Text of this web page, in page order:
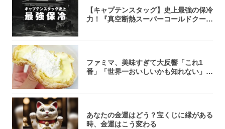
【キャプテンスタッグ】史上最強の保冷
力！『真空断熱スーパーコールドクーラ
ファミマ、美味すぎて大反響「これ1
番」「世界一おいしいかも知れない」
あなたの金運はどう？宝くじに縁がある
時、金運はこう変わる